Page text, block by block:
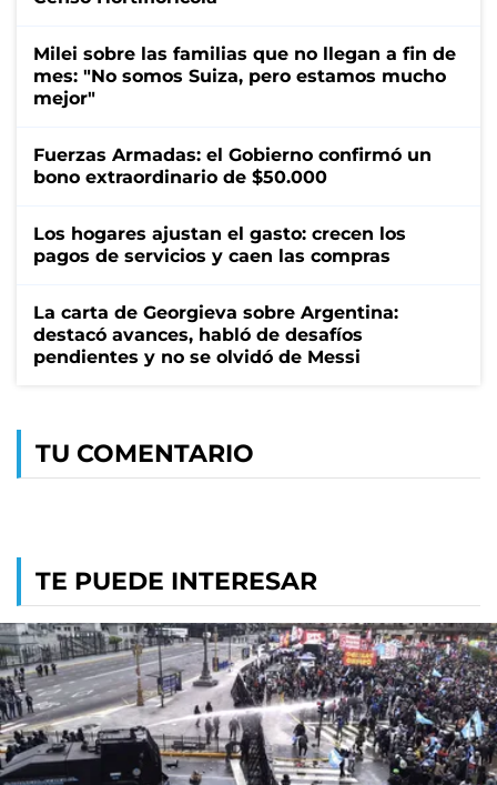
Milei sobre las familias que no llegan a fin de
mes: "No somos Suiza, pero estamos mucho
mejor"
Fuerzas Armadas: el Gobierno confirmó un
bono extraordinario de $50.000
Los hogares ajustan el gasto: crecen los
pagos de servicios y caen las compras
La carta de Georgieva sobre Argentina:
destacó avances, habló de desafíos
pendientes y no se olvidó de Messi
TU COMENTARIO
TE PUEDE INTERESAR